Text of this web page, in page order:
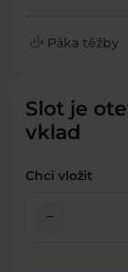
finance_mode Páka těžby
Slot je
vklad
Chci vložit
check_indeterminate_small